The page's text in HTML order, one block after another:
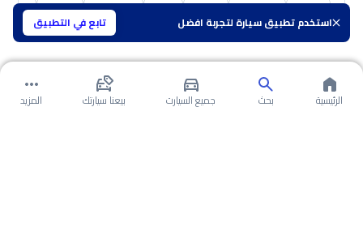
استخدم تطبيق سيارة لتجربة افضل تابع في التطبيق
سوزوكي هافال GAC
الرئيسية بحث جميع السيارت بيعنا سيارتك المزيد